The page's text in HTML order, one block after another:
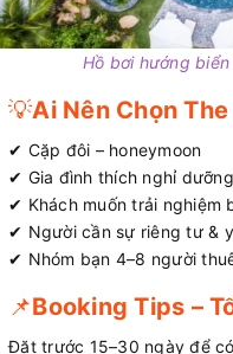
Hồ bơi hướng
💡Ai Nên Chọn
✔ Cặp đôi – honeymoon
✔ Gia đình thích nghỉ
✔ Khách muốn trải nghiệm
✔ Người cần sự riêng tư &
✔ Nhóm bạn 4–8 người
📌Booking Tips –
Đặt trước 15–30 ngày để